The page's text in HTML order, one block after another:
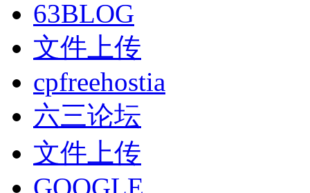
63BLOG
文件上传
cpfreehostia
六三论坛
文件上传